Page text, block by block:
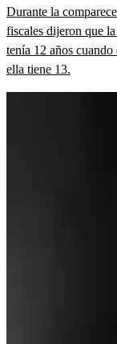
Durante la
fiscales dijeron que
tenía 12 años cuando
ella tiene 13.